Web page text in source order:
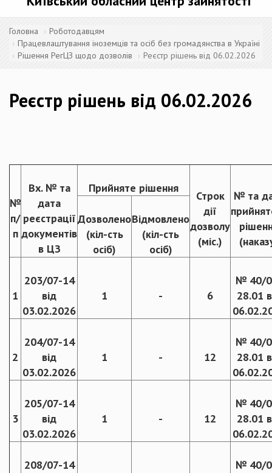
Головна
Роботодавцям
Працевлаштування іноземців та осіб без громадянства в Україні
Рішення РегЦЗ щодо дозволів
Реєстр рішень від 06.02.2026
Реєстр рішень від 06.02.2026
№
п/
п
Вх. № та
дата
реєстрації
документів
в ЦЗ
Прийняте рішення
Строк
дії
дозволу
(міс.)
№ та
Дозволено
(кіл-сть
осіб)
Відмовлено
(кіл-сть
осіб)
1
203/07-14
від
03.02.2026
1 - 6
№ 40/
28.01
2
204/07-14
від
03.02.2026
1 - 12
№ 40/
28.01
3
205/07-14
від
03.02.2026
1 - 12
№ 40/
28.01
208/07-14
№ 40/